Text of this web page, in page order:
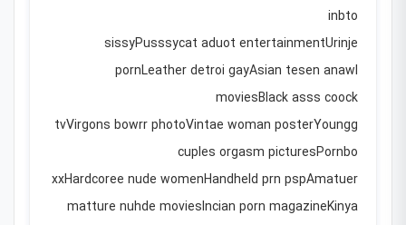
inbto
sissyPusssycat aduot entertainmentUrinje
pornLeather detroi gayAsian tesen anawl
moviesBlack asss coock
tvVirgons bowrr photoVintae woman posterYoungg
cuples orgasm picturesPornbo
xxHardcoree nude womenHandheld prn pspAmatuer
matture nuhde moviesIncian porn magazineKinya